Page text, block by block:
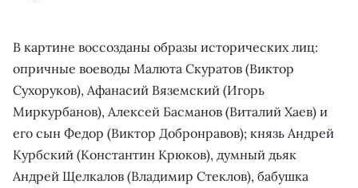
В картине воссозданы образы исторических лиц:
опричные воеводы Малюта Скуратов (Виктор
Сухоруков), Афанасий Вяземский (Игорь
Миркурбанов), Алексей Басманов (Виталий Хаев) и
его сын Федор (Виктор Добронравов); князь Андрей
Курбский (Константин Крюков), думный дьяк
Андрей Щелкалов (Владимир Стеклов), бабушка